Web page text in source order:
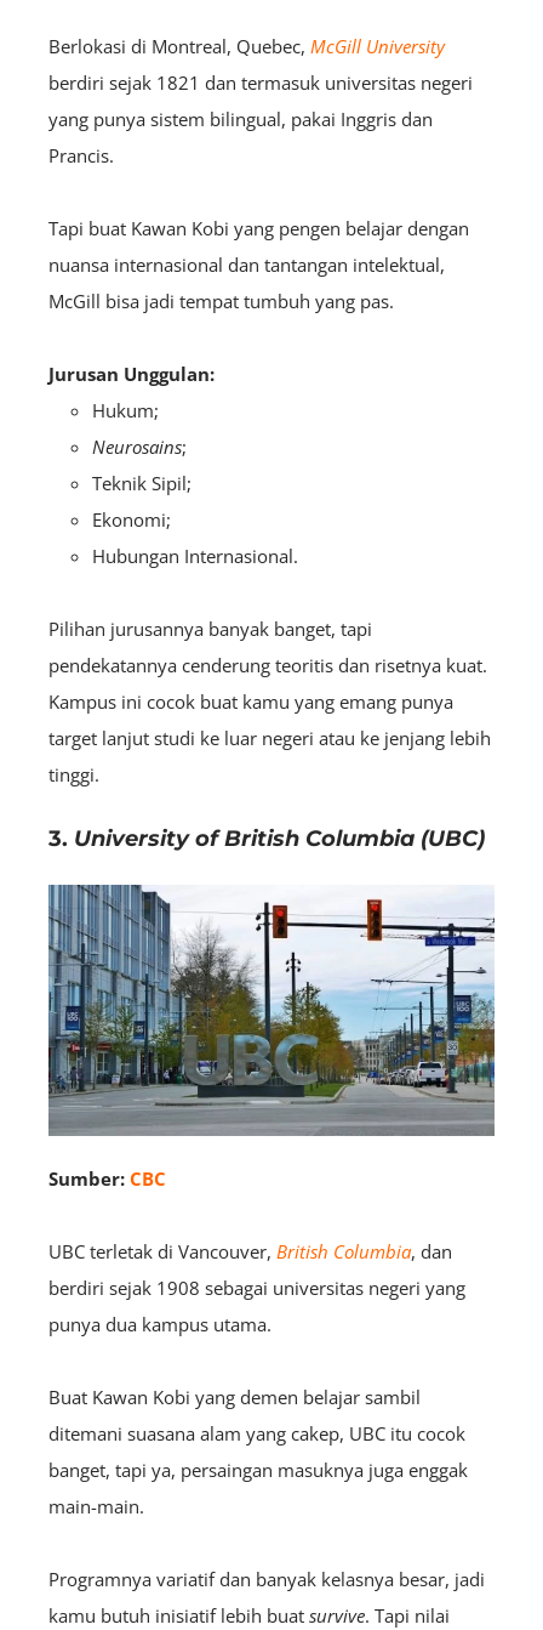
Berlokasi di Montreal, Quebec, McGill University
berdiri sejak 1821 dan termasuk universitas negeri
yang punya sistem bilingual, pakai Inggris dan
Prancis.
Tapi buat Kawan Kobi yang pengen belajar dengan
nuansa internasional dan tantangan intelektual,
McGill bisa jadi tempat tumbuh yang pas.
Jurusan Unggulan:
Hukum;
Neurosains;
Teknik Sipil;
Ekonomi;
Hubungan Internasional.
Pilihan jurusannya banyak banget, tapi
pendekatannya cenderung teoritis dan risetnya kuat.
Kampus ini cocok buat kamu yang emang punya
target lanjut studi ke luar negeri atau ke jenjang lebih
tinggi.
3. University of British Columbia (UBC)
Sumber: CBC
UBC terletak di Vancouver, British Columbia, dan
berdiri sejak 1908 sebagai universitas negeri yang
punya dua kampus utama.
Buat Kawan Kobi yang demen belajar sambil
ditemani suasana alam yang cakep, UBC itu cocok
banget, tapi ya, persaingan masuknya juga enggak
main-main.
Programnya variatif dan banyak kelasnya besar, jadi
kamu butuh inisiatif lebih buat survive. Tapi nilai